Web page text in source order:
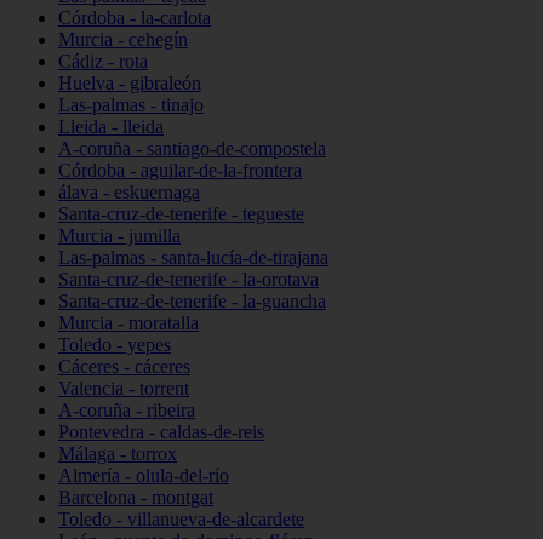
Córdoba - la-carlota
Murcia - cehegín
Cádiz - rota
Huelva - gibraleón
Las-palmas - tinajo
Lleida - lleida
A-coruña - santiago-de-compostela
Córdoba - aguilar-de-la-frontera
álava - eskuernaga
Santa-cruz-de-tenerife - tegueste
Murcia - jumilla
Las-palmas - santa-lucía-de-tirajana
Santa-cruz-de-tenerife - la-orotava
Santa-cruz-de-tenerife - la-guancha
Murcia - moratalla
Toledo - yepes
Cáceres - cáceres
Valencia - torrent
A-coruña - ribeira
Pontevedra - caldas-de-reis
Málaga - torrox
Almería - olula-del-río
Barcelona - montgat
Toledo - villanueva-de-alcardete